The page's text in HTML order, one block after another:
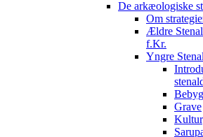
De arkæologiske
Om
Ældre
f.Kr.
Yngre
Grave